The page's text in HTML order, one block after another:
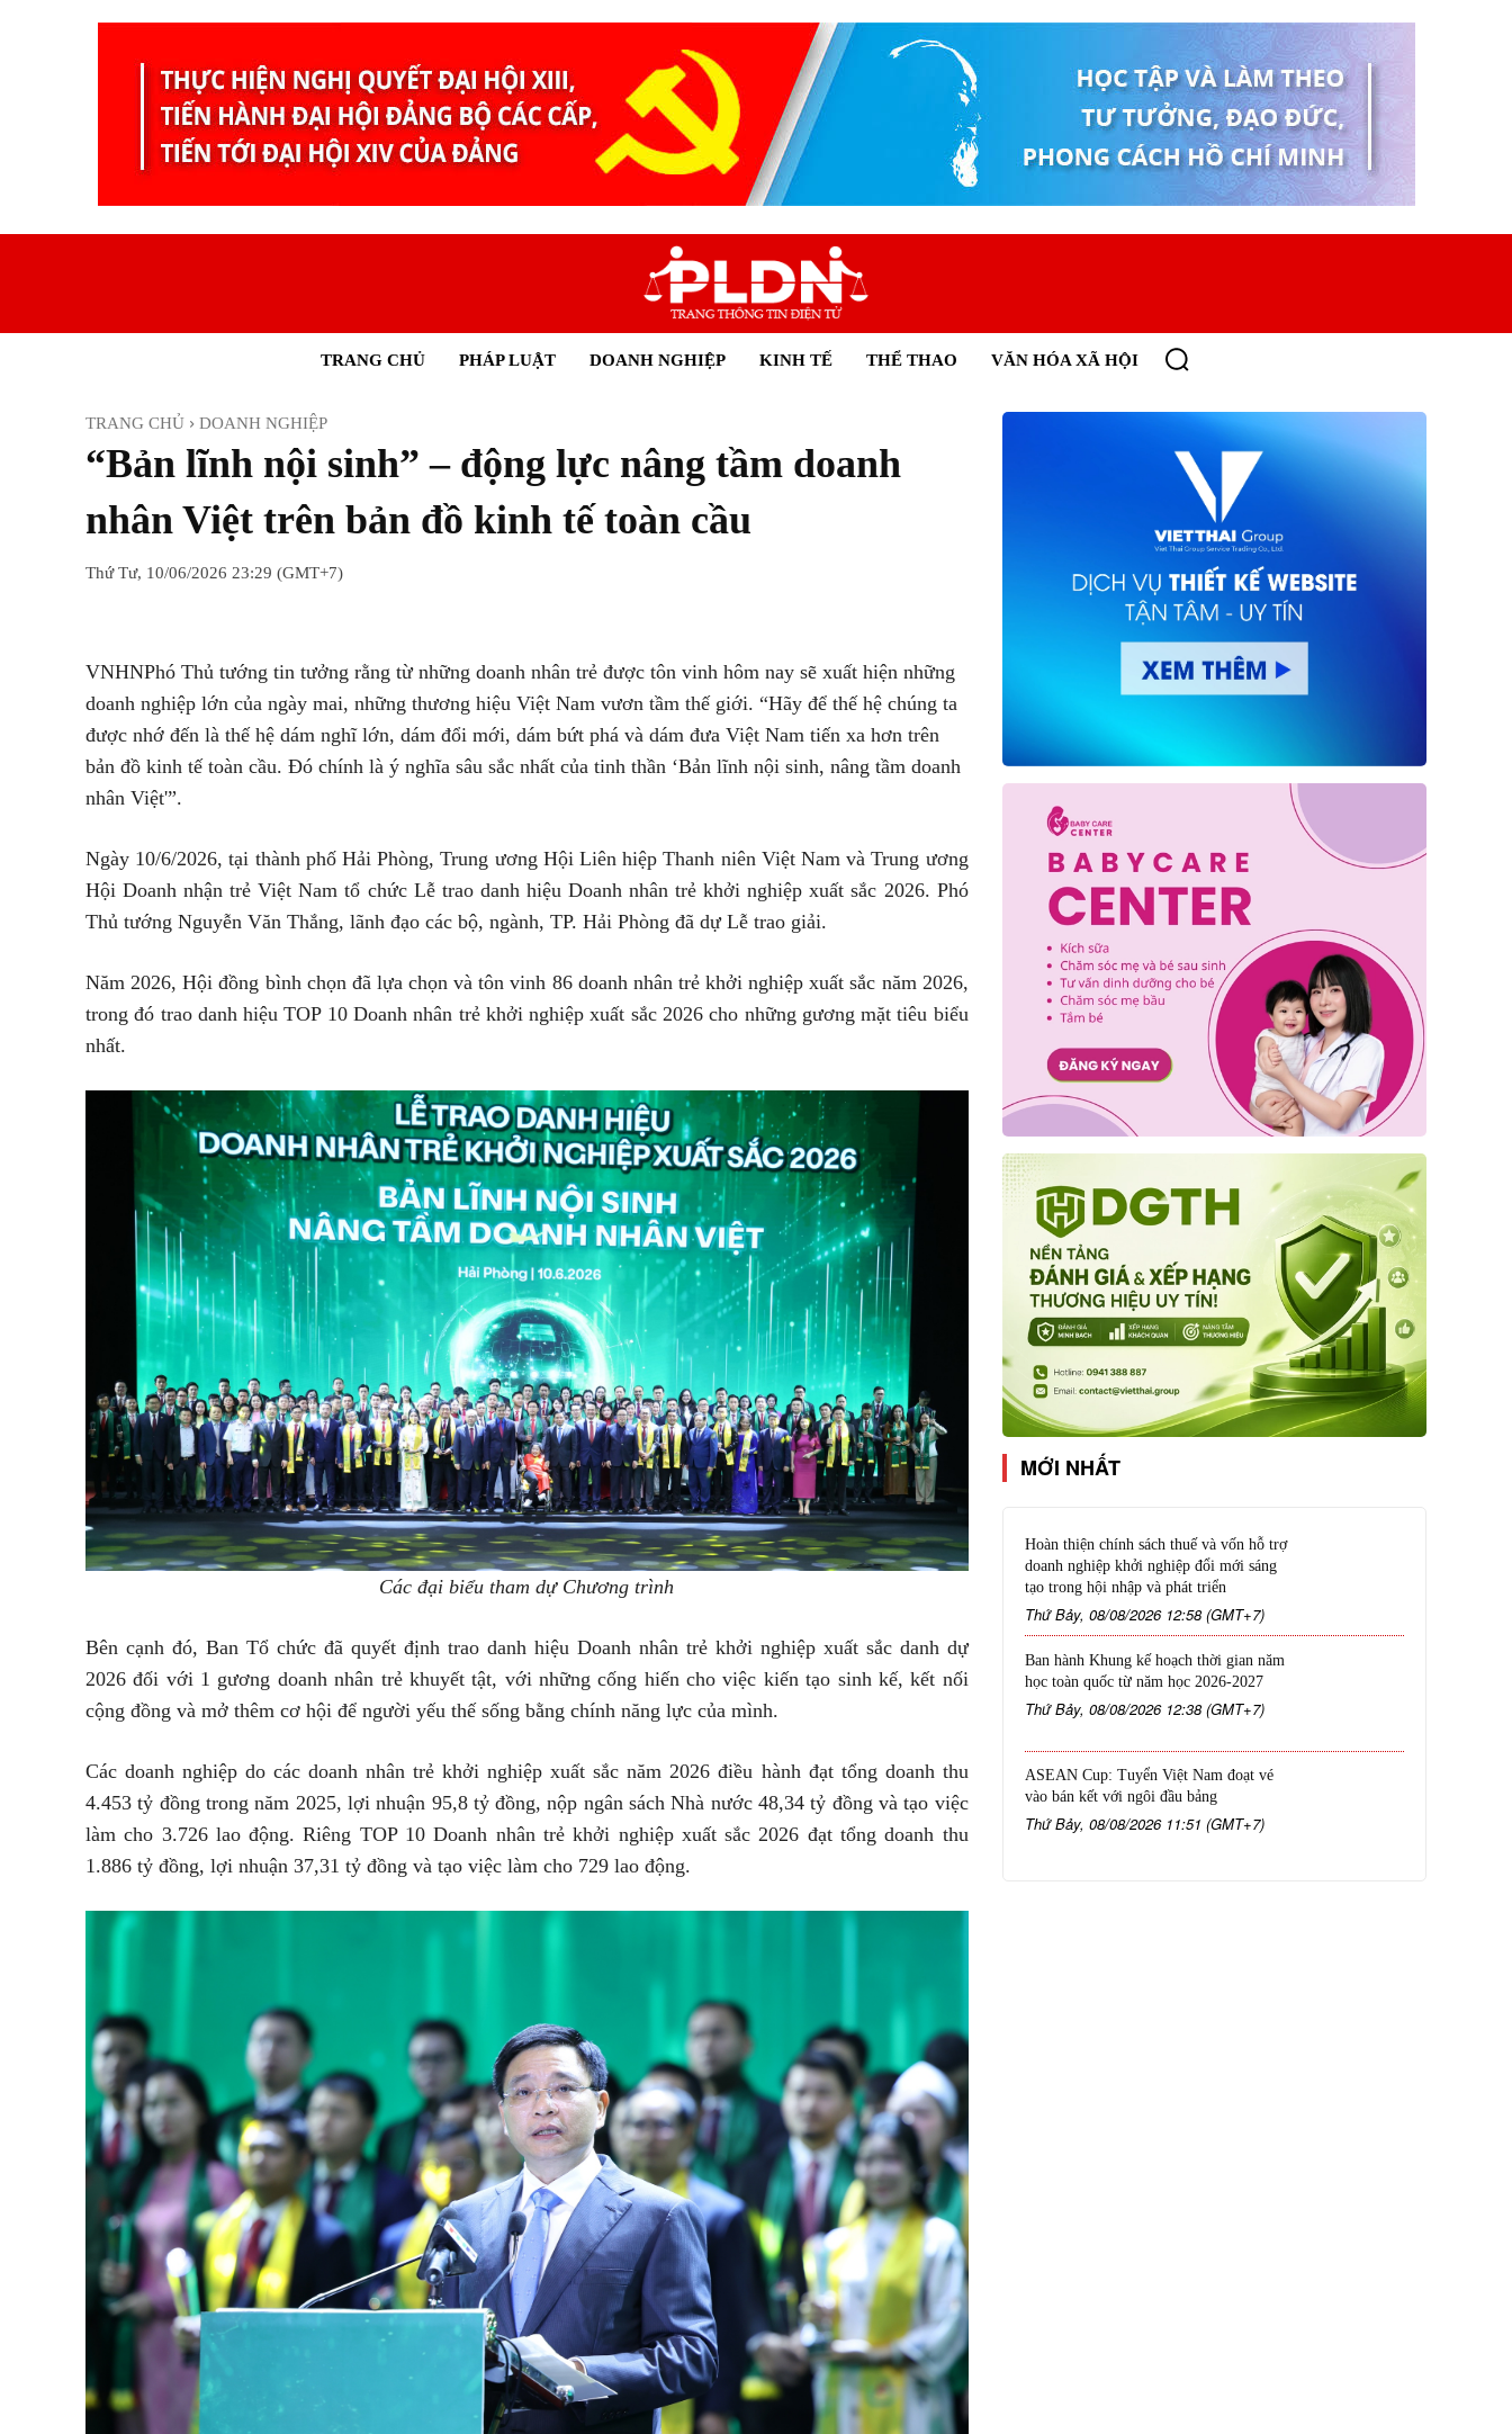
TRANG CHỦ PHÁP LUẬT DOANH NGHIỆP KINH TẾ THỂ THAO VĂN HÓA XÃ HỘI
TRANG CHỦ DOANH NGHIỆP
“Bản lĩnh nội sinh” – động lực nâng tầm doanh
nhân Việt trên bản đồ kinh tế toàn cầu
Thứ Tư, 10/06/2026 23:29 (GMT+7)
VNHNPhó Thủ tướng tin tưởng rằng từ những doanh nhân trẻ được tôn vinh hôm nay sẽ xuất hiện những
doanh nghiệp lớn của ngày mai, những thương hiệu Việt Nam vươn tầm thế giới. “Hãy để thế hệ chúng ta
được nhớ đến là thế hệ dám nghĩ lớn, dám đổi mới, dám bứt phá và dám đưa Việt Nam tiến xa hơn trên
bản đồ kinh tế toàn cầu. Đó chính là ý nghĩa sâu sắc nhất của tinh thần ‘Bản lĩnh nội sinh, nâng tầm doanh
nhân Việt'”.
Ngày 10/6/2026, tại thành phố Hải Phòng, Trung ương Hội Liên hiệp Thanh niên Việt Nam và Trung ương
Hội Doanh nhận trẻ Việt Nam tổ chức Lễ trao danh hiệu Doanh nhân trẻ khởi nghiệp xuất sắc 2026. Phó
Thủ tướng Nguyễn Văn Thắng, lãnh đạo các bộ, ngành, TP. Hải Phòng đã dự Lễ trao giải.
Năm 2026, Hội đồng bình chọn đã lựa chọn và tôn vinh 86 doanh nhân trẻ khởi nghiệp xuất sắc năm 2026,
trong đó trao danh hiệu TOP 10 Doanh nhân trẻ khởi nghiệp xuất sắc 2026 cho những gương mặt tiêu biểu
nhất.
Các đại biểu tham dự Chương trình
Bên cạnh đó, Ban Tổ chức đã quyết định trao danh hiệu Doanh nhân trẻ khởi nghiệp xuất sắc danh dự
2026 đối với 1 gương doanh nhân trẻ khuyết tật, với những cống hiến cho việc kiến tạo sinh kế, kết nối
cộng đồng và mở thêm cơ hội để người yếu thế sống bằng chính năng lực của mình.
Các doanh nghiệp do các doanh nhân trẻ khởi nghiệp xuất sắc năm 2026 điều hành đạt tổng doanh thu
4.453 tỷ đồng trong năm 2025, lợi nhuận 95,8 tỷ đồng, nộp ngân sách Nhà nước 48,34 tỷ đồng và tạo việc
làm cho 3.726 lao động. Riêng TOP 10 Doanh nhân trẻ khởi nghiệp xuất sắc 2026 đạt tổng doanh thu
1.886 tỷ đồng, lợi nhuận 37,31 tỷ đồng và tạo việc làm cho 729 lao động.
MỚI NHẤT
Hoàn thiện chính sách thuế và vốn hỗ trợ
doanh nghiệp khởi nghiệp đổi mới sáng
tạo trong hội nhập và phát triển
Thứ Bảy, 08/08/2026 12:58 (GMT+7)
Ban hành Khung kế hoạch thời gian năm
học toàn quốc từ năm học 2026-2027
Thứ Bảy, 08/08/2026 12:38 (GMT+7)
ASEAN Cup: Tuyển Việt Nam đoạt vé
vào bán kết với ngôi đầu bảng
Thứ Bảy, 08/08/2026 11:51 (GMT+7)